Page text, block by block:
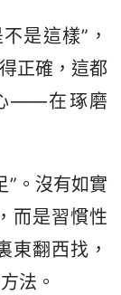
是這樣”，
正確，這都
——在琢磨
”。沒有如實
而是習慣性
東翻西找，
法。